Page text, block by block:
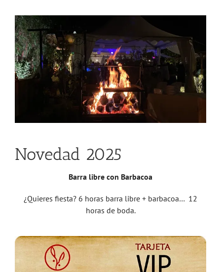
Novedad 2025
Barra libre con Barbacoa
¿Quieres fiesta? 6 horas barra libre + barbacoa… 12
horas de boda.